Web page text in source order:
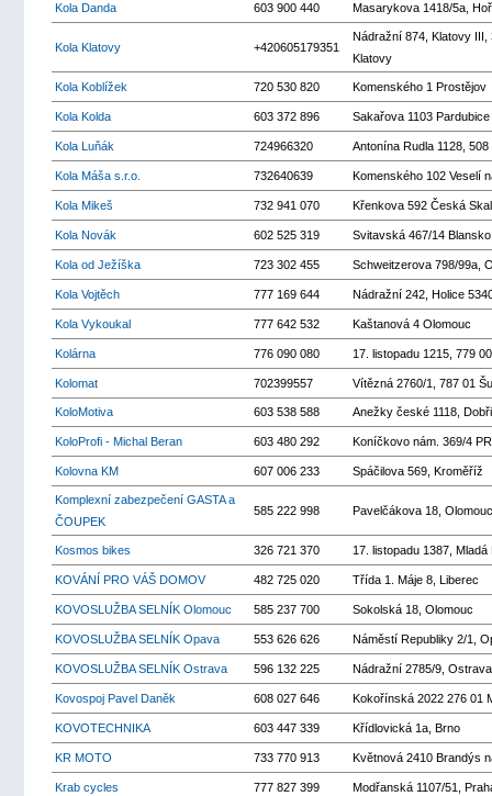
Kola Danda 603 900 440 Masarykova 1418/5a,
Kola Klatovy +420605179351
Nádražní 874, Klatovy III,
Klatovy
Kola Koblížek 720 530 820 Komenského 1 Prostějov
Kola Kolda 603 372 896 Sakařova 1103 Pardubice
Kola Luňák 724966320 Antonína Rudla 1128,
Kola Máša s.r.o. 732640639 Komenského 102 Veselí
Kola Mikeš 732 941 070 Křenkova 592 Česká
Kola Novák 602 525 319 Svitavská 467/14 Blansko
Kola od Ježíška 723 302 455 Schweitzerova 798/99a,
Kola Vojtěch 777 169 644 Nádražní 242, Holice
Kola Vykoukal 777 642 532 Kaštanová 4 Olomouc
Kolárna 776 090 080 17. listopadu 1215, 779
Kolomat 702399557 Vítězná 2760/1, 787 01
KoloMotiva 603 538 588 Anežky české 1118,
KoloProfi - Michal Beran 603 480 292 Koníčkovo nám. 369/4
Kolovna KM 607 006 233 Spáčilova 569, Kroměříž
Komplexní zabezpečení GASTA a
ČOUPEK
585 222 998 Pavelčákova 18, Olomouc
Kosmos bikes 326 721 370 17. listopadu 1387, Mladá
KOVÁNÍ PRO VÁŠ DOMOV 482 725 020 Třída 1. Máje 8, Liberec
KOVOSLUŽBA SELNÍK Olomouc 585 237 700 Sokolská 18, Olomouc
KOVOSLUŽBA SELNÍK Opava 553 626 626 Náměstí Republiky 2/1,
KOVOSLUŽBA SELNÍK Ostrava 596 132 225 Nádražní 2785/9, Ostrava
Kovospoj Pavel Daněk 608 027 646 Kokořínská 2022 276 01
KOVOTECHNIKA 603 447 339 Křídlovická 1a, Brno
KR MOTO 733 770 913 Květnová 2410 Brandýs
Krab cycles 777 827 399 Modřanská 1107/51,